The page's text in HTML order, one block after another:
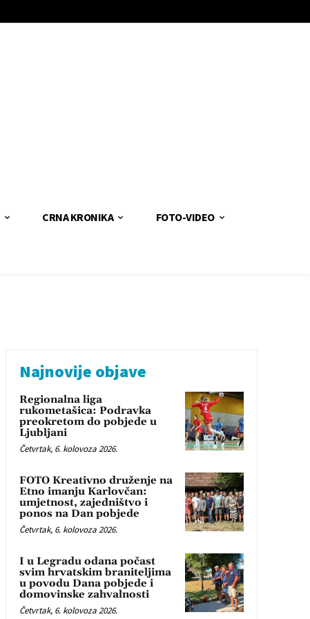
CRNA KRONIKA FOTO-VIDEO
Najnovije objave
Regionalna liga
rukometašica: Podravka
preokretom do pobjede u
Ljubljani
Četvrtak, 6. kolovoza 2026.
FOTO Kreativno druženje na
Etno imanju Karlovčan:
umjetnost, zajedništvo i
ponos na Dan pobjede
Četvrtak, 6. kolovoza 2026.
I u Legradu odana počast
svim hrvatskim braniteljima
u povodu Dana pobjede i
domovinske zahvalnosti
Četvrtak, 6. kolovoza 2026.